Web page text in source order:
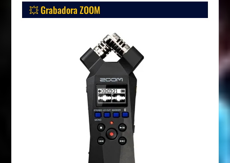
💥 Grabadora ZOOM